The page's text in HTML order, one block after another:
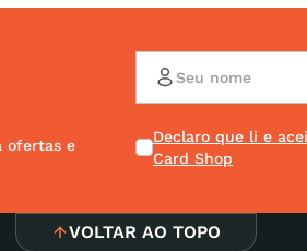
ofertas e
Declaro que li e
Card Shop
VOLTAR AO TOPO